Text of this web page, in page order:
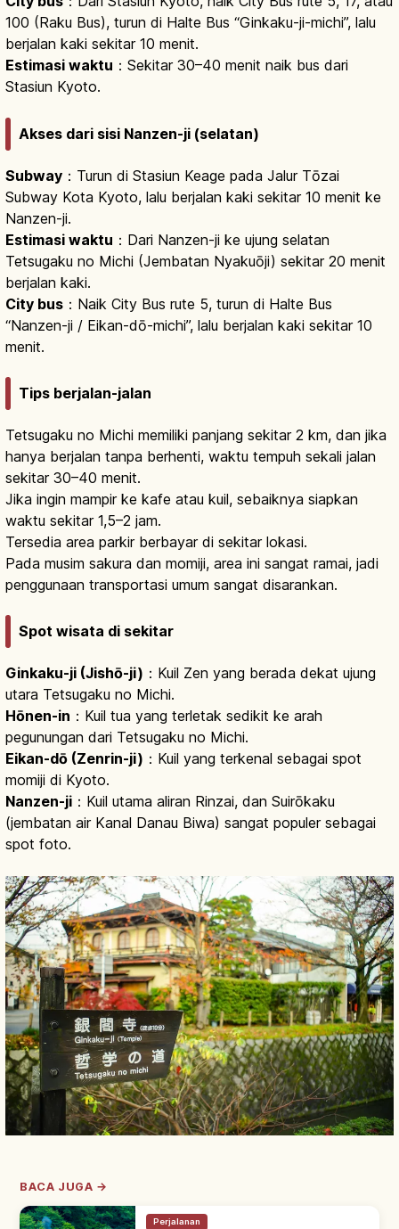
100 (Raku Bus), turun di Halte Bus “Ginkaku-ji-michi”, lalu
berjalan kaki sekitar 10 menit.
Estimasi waktu ：Sekitar 30–40 menit naik bus dari
Stasiun Kyoto.
Akses dari sisi Nanzen-ji (selatan)
Subway ：Turun di Stasiun Keage pada Jalur Tōzai
Subway Kota Kyoto, lalu berjalan kaki sekitar 10 menit ke
Nanzen-ji.
Estimasi waktu ：Dari Nanzen-ji ke ujung selatan
Tetsugaku no Michi (Jembatan Nyakuōji) sekitar 20 menit
berjalan kaki.
City bus ：Naik City Bus rute 5, turun di Halte Bus
“Nanzen-ji / Eikan-dō-michi”, lalu berjalan kaki sekitar 10
menit.
Tips berjalan-jalan
Tetsugaku no Michi memiliki panjang sekitar 2 km, dan jika
hanya berjalan tanpa berhenti, waktu tempuh sekali jalan
sekitar 30–40 menit.
Jika ingin mampir ke kafe atau kuil, sebaiknya siapkan
waktu sekitar 1,5–2 jam.
Tersedia area parkir berbayar di sekitar lokasi.
Pada musim sakura dan momiji, area ini sangat ramai, jadi
penggunaan transportasi umum sangat disarankan.
Spot wisata di sekitar
Ginkaku-ji (Jishō-ji) ：Kuil Zen yang berada dekat ujung
utara Tetsugaku no Michi.
Hōnen-in ：Kuil tua yang terletak sedikit ke arah
pegunungan dari Tetsugaku no Michi.
Eikan-dō (Zenrin-ji) ：Kuil yang terkenal sebagai spot
momiji di Kyoto.
Nanzen-ji ：Kuil utama aliran Rinzai, dan Suirōkaku
(jembatan air Kanal Danau Biwa) sangat populer sebagai
spot foto.
BACA JUGA →
Perjalanan